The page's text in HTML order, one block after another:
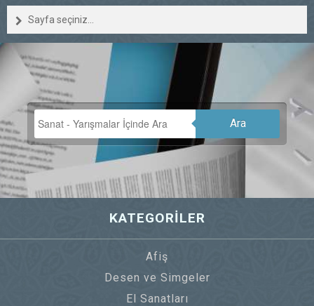
Sayfa seçiniz...
Ara
KATEGORİLER
Afiş
Desen ve Simgeler
El Sanatları